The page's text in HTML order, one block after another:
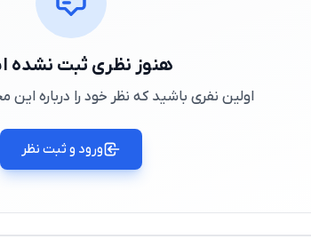
هنوز نظری ثبت نشده
اولین نفری باشید که نظر خود را درباره
ورود و ثبت نظر